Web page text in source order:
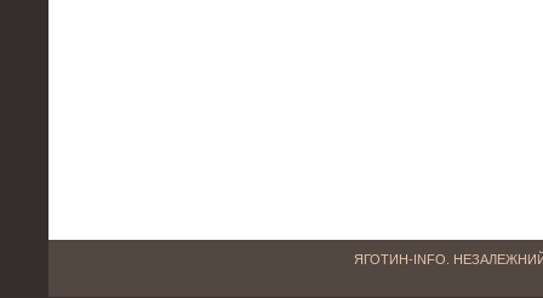
ЯГОТИН-INFO.